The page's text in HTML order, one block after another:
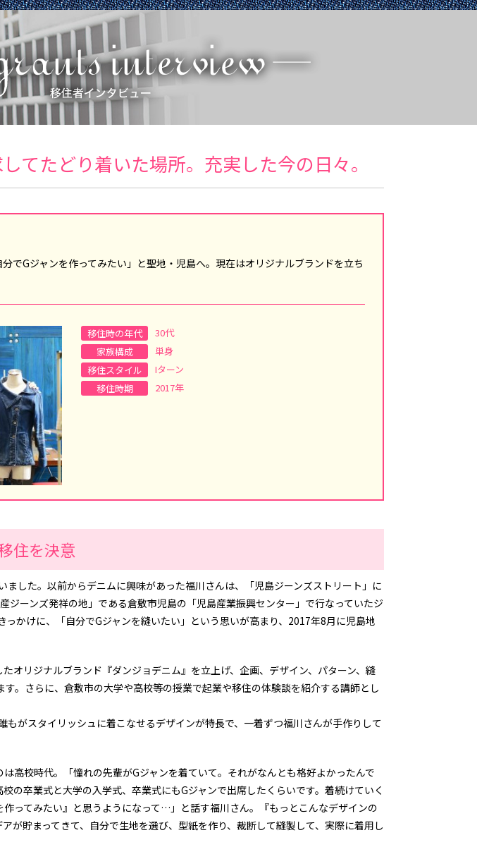
てたどり着いた場所。充実した今の日々。
でGジャンを作ってみたい」と聖地・児島へ。現在はオリジナルブランドを立ち
移住時の年代
30代
家族構成
単身
移住スタイル
Iターン
移住時期
2017年
住を決意
ました。以前からデニムに興味があった福川さんは、「児島ジーンズストリート」に
ジーンズ発祥の地」である倉敷市児島の「児島産業振興センター」で行なっていたジ
っかけに、「自分でGジャンを縫いたい」という思いが高まり、2017年8月に児島地
オリジナルブランド『ダンジョデニム』を立上げ、企画、デザイン、パターン、縫
。さらに、倉敷市の大学や高校等の授業で起業や移住の体験談を紹介する講師とし
もがスタイリッシュに着こなせるデザインが特長で、一着ずつ福川さんが手作りして
高校時代。「憧れの先輩がGジャンを着ていて。それがなんとも格好よかったんで
の卒業式と大学の入学式、卒業式にもGジャンで出席したくらいです。着続けていく
作ってみたい』と思うようになって…」と話す福川さん。『もっとこんなデザインの
が貯まってきて、自分で生地を選び、型紙を作り、裁断して縫製して、実際に着用し